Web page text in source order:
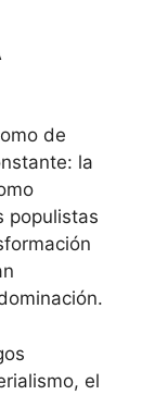
de
la
populistas
el